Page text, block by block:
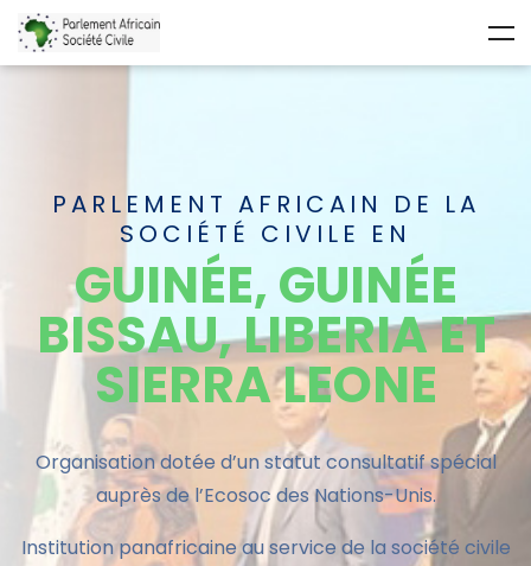
PARLEMENT AFRICAIN DE LA
SOCIÉTÉ CIVILE EN
GUINÉE, GUINÉE
BISSAU, LIBERIA ET
SIERRA LEONE
Organisation dotée d’un statut consultatifspécial
auprès de l’Ecosoc des Nations-Unis.
Institution panafricaine au service de la société civile